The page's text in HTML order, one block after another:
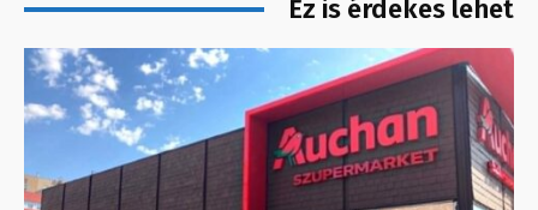
Ez is érdekes lehet